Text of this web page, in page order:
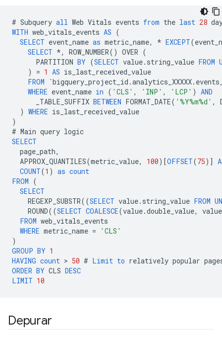
# Subquery all Web Vitals events from the last 28
WITH web_vitals_events AS (
SELECT event_name as metric_name, * EXCEPT(
SELECT *, ROW_NUMBER() OVER (
PARTITION BY (SELECT value. string_value FROM
)
= 1 AS is_last_received_value
FROM
`bigquery_project_id .analytics_XXXXX.
WHERE event_name in ( 'CLS' , 'INP' , 'LCP' )
AND
_TABLE_SUFFIX BETWEEN FORMAT_DATE( '%Y%m%d' ,
) WHERE is_last_received_value
)
# Main query logic
SELECT
page_path,
APPROX_QUANTILES(metric_value, 100)[OFFSET(75)]
COUNT(1 ) as count
FROM (
SELECT
REGEXP_SUBSTR((SELECT value. string_value FROM
ROUND((SELECT COALESCE(value.double_value,
value
FROM web_vitals_events
WHERE metric_name =
'CLS'
)
GROUP BY 1
HAVING count > 50 # Limit to relatively popular
ORDER BY CLS DESC
LIMIT 10
Depurar